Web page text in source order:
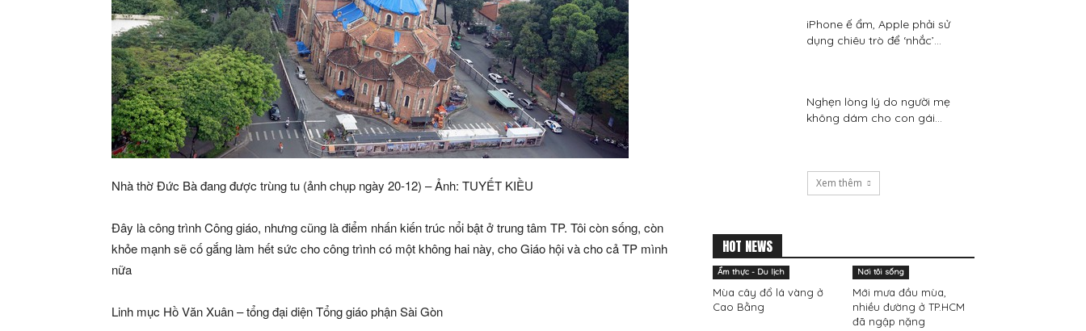
Nhà thờ Đức Bà đang được trùng tu (ảnh chụp ngày 20-12) – Ảnh: TUYẾT KIỀU
Đây là công trình Công giáo, nhưng cũng là điểm nhấn kiến trúc nổi bật ở trung tâm TP. Tôi còn sống, còn
khỏe mạnh sẽ cố gắng làm hết sức cho công trình có một không hai này, cho Giáo hội và cho cả TP mình
nữa
Linh mục Hồ Văn Xuân – tổng đại diện Tổng giáo phận Sài Gòn
iPhone ế ẩm, Apple phải sử
dụng chiêu trò để ‘nhắc’...
Nghẹn lòng lý do người mẹ
không dám cho con gái...
Xem thêm
HOT NEWS
Ẩm thực - Du lịch
Mùa cây đổ lá vàng ở
Cao Bằng
Nơi tôi sống
Mới mưa đầu mùa,
nhiều đường ở TP.HCM
đã ngập nặng